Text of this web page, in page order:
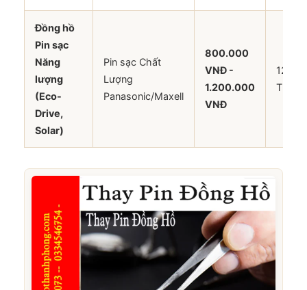
Đồng hồ
Pin sạc
Năng
lượng
(Eco-
Drive,
Solar)
Pin sạc Chất
Lượng
Panasonic/Maxell
800.000
VNĐ -
1.200.000
VNĐ
12
Tháng